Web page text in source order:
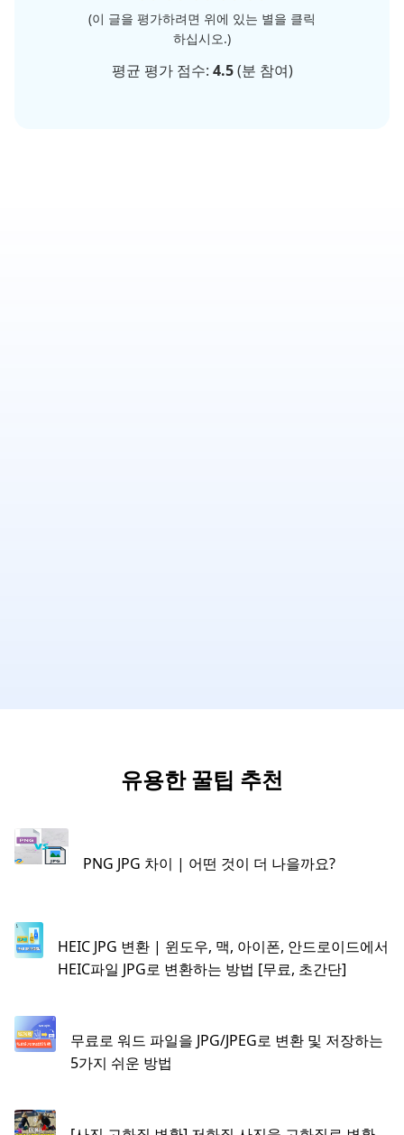
(이 글을 평가하려면 위에 있는 별을 클릭
하십시오.)
평균 평가 점수: 4.5(분 참여)
유용한 꿀팁 추천
PNG JPG 차이 | 어떤 것이 더 나을까요?
HEIC JPG 변환 | 윈도우, 맥, 아이폰, 안드로이드에서
HEIC파일 JPG로 변환하는 방법 [무료, 초간단]
무료로 워드 파일을 JPG/JPEG로 변환 및 저장하는
5가지 쉬운 방법